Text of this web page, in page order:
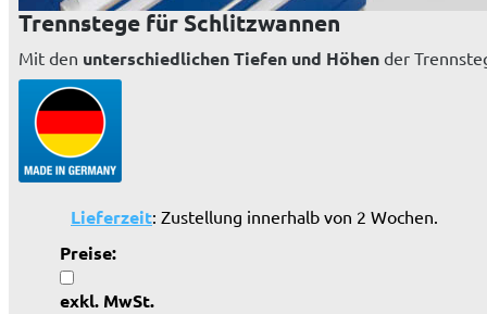
Trennstege für Schlitzwannen
Mit den unterschiedlichenTiefen und Höhen der
Lieferzeit: Zustellung innerhalb von 2 Wochen.
Preise:
exkl. MwSt.